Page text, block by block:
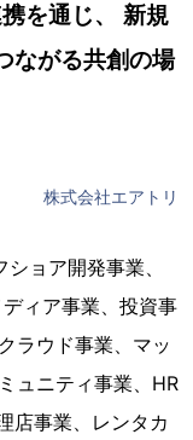
を通じ、 新規
ながる共創の場
株式会社エアトリ
ョア開発事業、
ィア事業、投資事
ラウド事業、マッ
ュニティ事業、HR
店事業、レンタカ